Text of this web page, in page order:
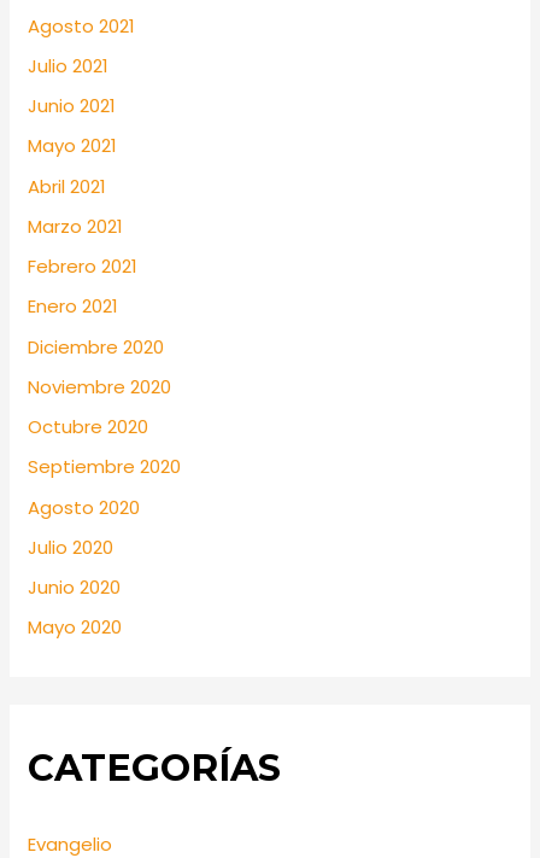
Agosto 2021
Julio 2021
Junio 2021
Mayo 2021
Abril 2021
Marzo 2021
Febrero 2021
Enero 2021
Diciembre 2020
Noviembre 2020
Octubre 2020
Septiembre 2020
Agosto 2020
Julio 2020
Junio 2020
Mayo 2020
CATEGORÍAS
Evangelio